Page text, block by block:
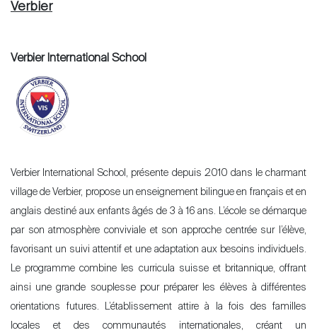
Verbier
Verbier International School
Verbier International School, présente depuis 2010 dans le charmant
village de Verbier, propose un enseignement bilingue en français et en
anglais destiné aux enfants âgés de 3 à 16 ans. L’école se démarque
par son atmosphère conviviale et son approche centrée sur l’élève,
favorisant un suivi attentif et une adaptation aux besoins individuels.
Le programme combine les curricula suisse et britannique, offrant
ainsi une grande souplesse pour préparer les élèves à différentes
orientations futures. L’établissement attire à la fois des familles
locales et des communautés internationales, créant un